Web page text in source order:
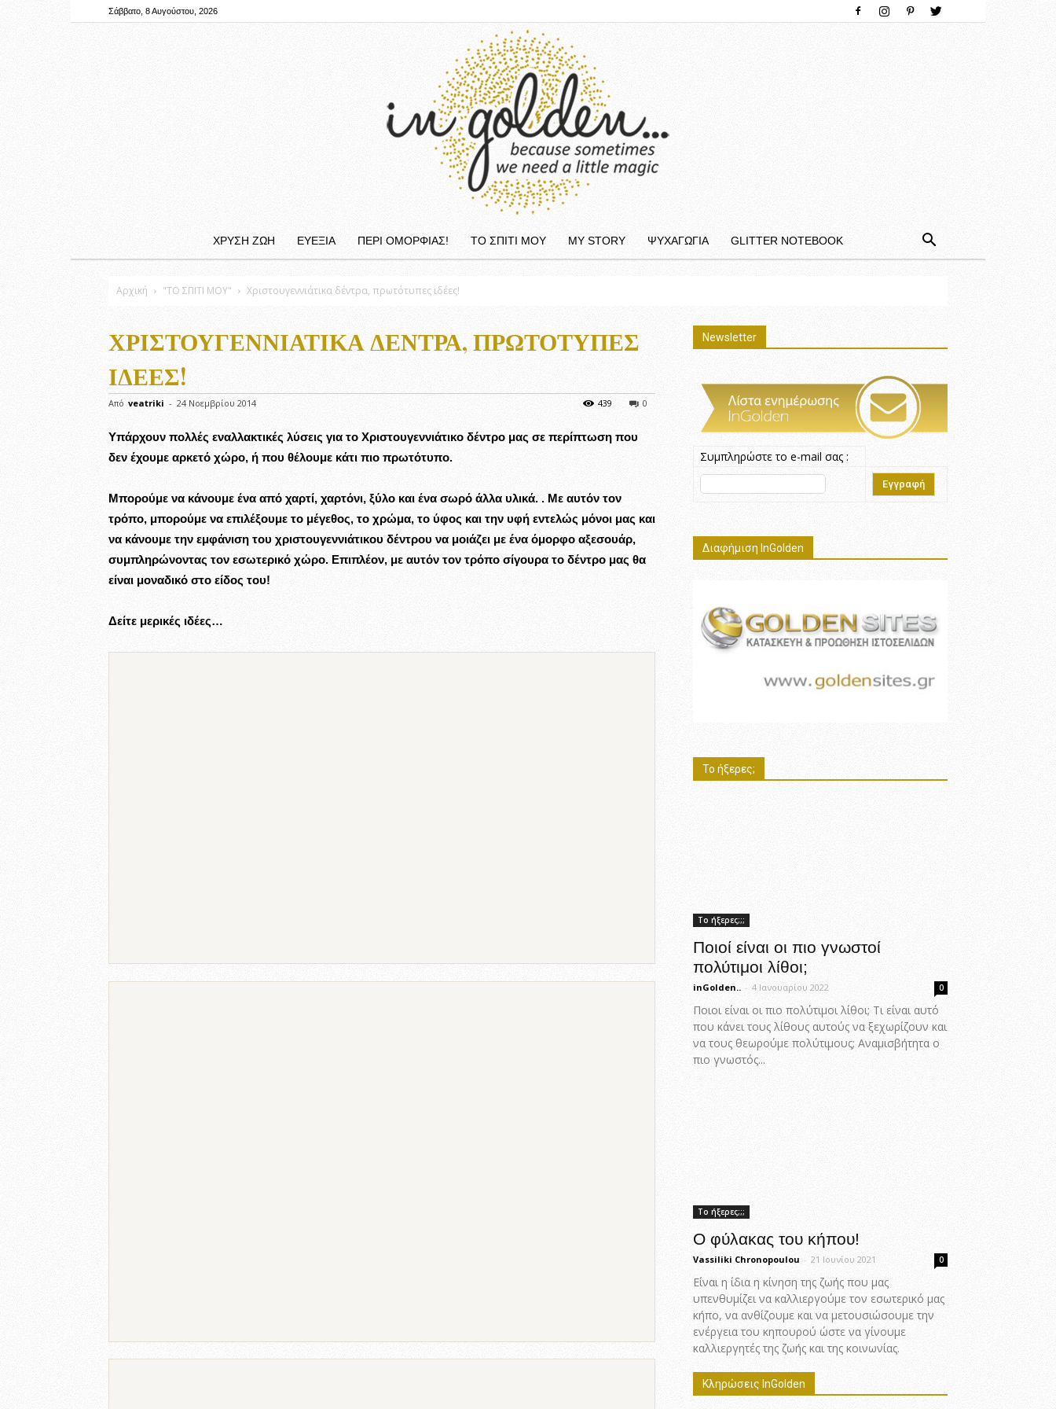
Σάββατο, 8 Αυγούστου, 2026
ΧΡΥΣΗ ΖΩΗ ΕΥΕΞΙΑ ΠΕΡΙ ΟΜΟΡΦΙΆΣ! ΤΟ ΣΠΙΤΙ ΜΟΥ MY STORY ΨΥΧΑΓΩΓΙΑ GLITTER NOTEBOOK
Αρχική "ΤΟ ΣΠΙΤΙ ΜΟΥ" Χριστουγεννιάτικα δέντρα, πρωτότυπες ιδέες!
ΧΡΙΣΤΟΥΓΕΝΝΙΆΤΙΚΑ ΔΈΝΤΡΑ, ΠΡΩΤΌΤΥΠΕΣ
ΙΔΈΕΣ!
Από veatriki - 24 Νοεμβρίου 2014 0
439
Υπάρχουν πολλές εναλλακτικές λύσεις για το Χριστουγεννιάτικο δέντρο μας σε περίπτωση που
δεν έχουμε αρκετό χώρο, ή που θέλουμε κάτι πιο πρωτότυπο.
Μπορούμε να κάνουμε ένα από χαρτί, χαρτόνι, ξύλο και ένα σωρό άλλα υλικά. . Με αυτόν τον
τρόπο, μπορούμε να επιλέξουμε το μέγεθος, το χρώμα, το ύφος και την υφή εντελώς μόνοι μας και
να κάνουμε την εμφάνιση του χριστουγεννιάτικου δέντρου να μοιάζει με ένα όμορφο αξεσουάρ,
συμπληρώνοντας τον εσωτερικό χώρο. Επιπλέον, με αυτόν τον τρόπο σίγουρα το δέντρο μας θα
είναι μοναδικό στο είδος του!
Δείτε μερικές ιδέες…
Newsletter
Συμπληρώστε το e-mail σας :
Διαφήμιση InGolden
Το ήξερες;
Το ήξερες;;;
Ποιοί είναι οι πιο γνωστοί
πολύτιμοι λίθοι;
inGolden.. - 4 Ιανουαρίου 2022 0
Ποιοι είναι οι πιο πολύτιμοι λίθοι; Τι είναι αυτό
που κάνει τους λίθους αυτούς να ξεχωρίζουν και
να τους θεωρούμε πολύτιμους; Αναμισβήτητα ο
πιο γνωστός...
Το ήξερες;;;
Ο φύλακας του κήπου!
Vassiliki Chronopoulou - 21 Ιουνίου 2021 0
Είναι η ίδια η κίνηση της ζωής που μας
υπενθυμίζει να καλλιεργούμε τον εσωτερικό μας
κήπο, να ανθίζουμε και να μετουσιώσουμε την
ενέργεια του κηπουρού ώστε να γίνουμε
καλλιεργητές της ζωής και της κοινωνίας.
Κληρώσεις InGolden